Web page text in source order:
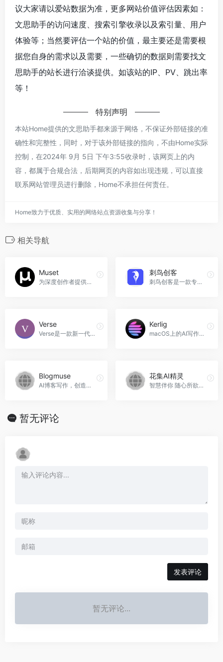
议大家请以爱站数据为准，更多网站价值评估因素如：
文思助手的访问速度、搜索引擎收录以及索引量、用户
体验等；当然要评估一个站的价值，最主要还是需要根
据您自身的需求以及需要，一些确切的数据则需要找文
思助手的站长进行洽谈提供。如该站的IP、PV、跳出率
等！
特别声明
本站Home提供的文思助手都来源于网络，不保证外部链接的准
确性和完整性，同时，对于该外部链接的指向，不由Home实际
控制，在2024年 9月 5日 下午3:55收录时，该网页上的内
容，都属于合规合法，后期网页的内容如出现违规，可以直接
联系网站管理员进行删除，Home不承担任何责任。
Home致力于优质、实用的网络站点资源收集与分享！
相关导航
Muset
为深度创作者提供的 AI 原生工作空间，简化内容创作流程。
刺鸟创客
刺鸟创客是一款专业高效稳定的AI内容创作平台，提供多种功能，包括AI写作、AI翻译、文章自成、文本校对、文章续写、改写润色、提取文案等，帮助用户快速获取灵感创意，提高写作效率。适用于写作者、编辑、记者、营销人员等多个领域，刺鸟创客官网入口网址
Verse
Verse是一款新一代的生产力工具，通过AI技术实现智能生成文章和创作，帮助用户高效产出各种场景的内容。它支持多种场景的内容生成，包括会议纪要、公文假条、小说作文、日报、新闻稿、广告创作等。使用Verse，您可以节省写作时间和精力，快速找到创作灵感，提高工作效率，Verse官网入口网址
Kerlig
macOS上的AI写作助手，提升写作效率。Kerlig官网入口网址
Blogmuse
AI博客写作，创造优质内容，Blogmuse官网入口网址
花集AI精灵
智慧伴你 随心所欲，花集AI精灵官网入口网址
暂无评论
发表评论
暂无评论...